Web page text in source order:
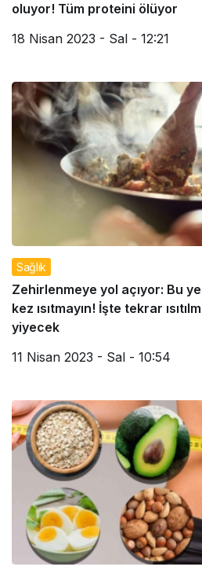
oluyor! Tüm proteini ölüyor
18 Nisan 2023 - Sal - 12:21
Sağlık
Zehirlenmeye yol açıyor: Bu
kez ısıtmayın! İşte tekrar
yiyecek
11 Nisan 2023 - Sal - 10:54